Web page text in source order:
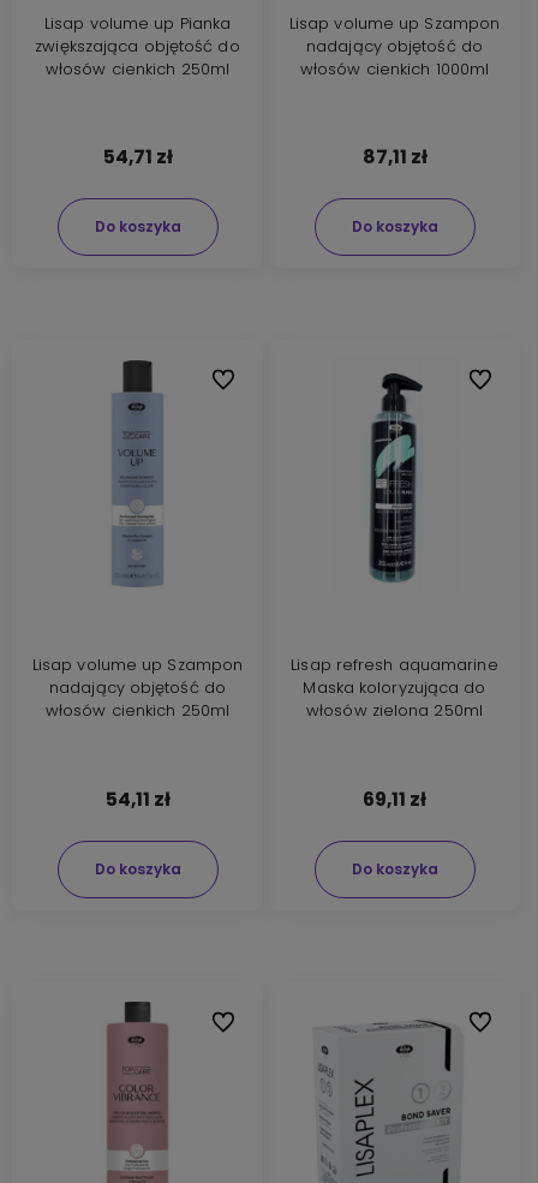
Lisap volume up Pianka
zwiększająca objętość do
włosów cienkich 250ml
54,71 zł
Do koszyka
Lisap volume up Szampon
nadający objętość do
włosów cienkich 1000ml
87,11 zł
Do koszyka
Lisap volume up Szampon
nadający objętość do
włosów cienkich 250ml
54,11 zł
Do koszyka
Do ulubionych
Lisap refresh aquamarine
Maska koloryzująca do
włosów zielona 250ml
69,11 zł
Do koszyka
Do
Do ulubionych Do